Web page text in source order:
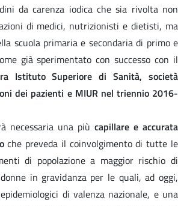
da carenza iodica che sia rivolta non
di medici, nutrizionisti e dietisti, ma
scuola primaria e secondaria di primo e
già sperimentato con successo con il
Istituto Superiore di Sanità, società
dei pazienti e MIUR nel triennio 2016-
necessaria una più capillare e accurata
che preveda il coinvolgimento di tutte le
di popolazione a maggior rischio di
in gravidanza per le quali, ad oggi,
di valenza nazionale, e una